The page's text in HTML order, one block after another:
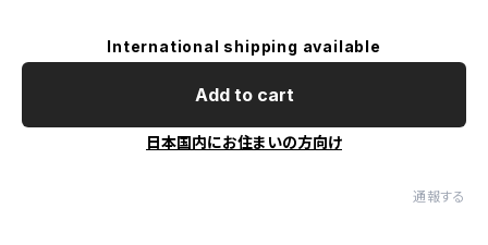
International shipping available
Add to cart
日本国内にお住まいの方向け
通報する